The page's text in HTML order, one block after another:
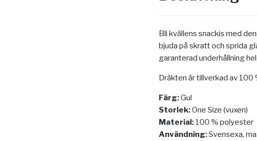
Bli kvällens snackis med
bjuda på skratt och sprida
garanterad underhållning
Dräkten är tillverkad av 100
Färg:Gul
Storlek:One Size (vuxen)
Material: 100 % polyester
Användning:Svensexa,